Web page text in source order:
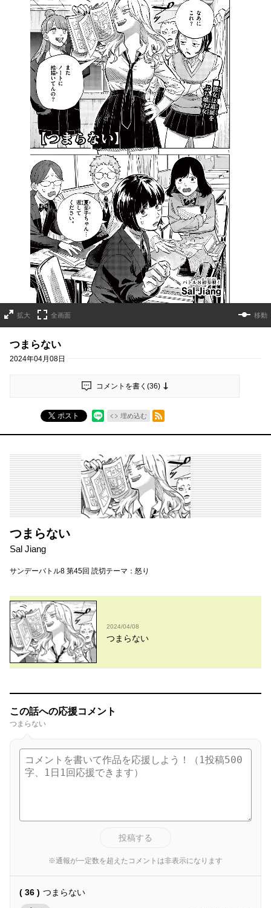
拡大 全画面 移動
つまらない
2024年04月08日
コメントを書く(36)
ポスト 埋め込む
RSSフィード
つまらない
Sal Jiang
サンデーバトル8 第45回 読切テーマ：怒り
2024/04/08
つまらない
この話への応援コメント
つまらない
投稿する
※通報が一定数を超えたコメントは非表示になります
( 36 ) つまらない